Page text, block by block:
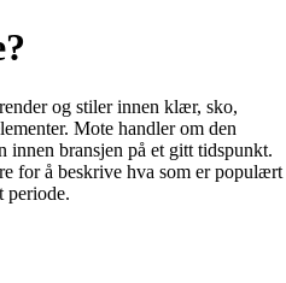
og stiler innen klær, sko,
Mote handler om den
innen bransjen på et gitt tidspunkt.
for å beskrive hva som er populært
periode.